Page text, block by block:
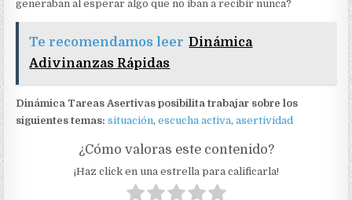
generaban al esperar algo que no iban a recibir nunca?
Te recomendamos leer Dinámica
Adivinanzas Rápidas
Dinámica Tareas Asertivas posibilita trabajar sobre los
siguientes temas: situación,escucha activa,asertividad
¿Cómo valoras este contenido?
¡Haz click en una estrella para calificarla!